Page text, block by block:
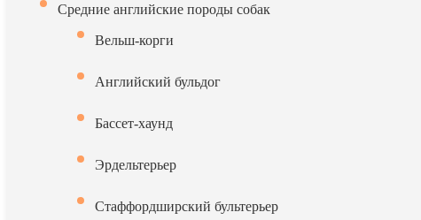
Средние английские породы собак
Вельш-корги
Английский бульдог
Бассет-хаунд
Эрдельтерьер
Стаффордширский бультерьер